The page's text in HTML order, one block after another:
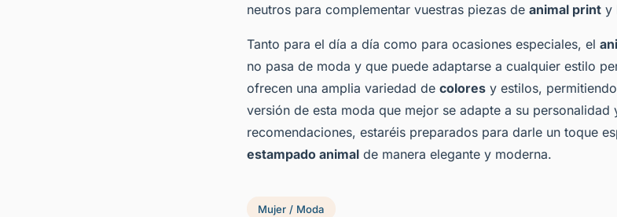
neutros para complementar vuestras piezas de animal print y
Tanto para el día a día como para ocasiones especiales, el
no pasa de moda y que puede adaptarse a cualquier estilo
ofrecen una amplia variedad de colores y estilos,
versión de esta moda que mejor se adapte a su personalidad
recomendaciones, estaréis preparados para darle un toque
estampado animal de manera elegante y moderna.
Mujer / Moda